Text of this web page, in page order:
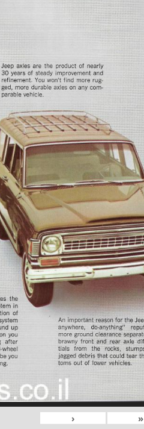
«
‹